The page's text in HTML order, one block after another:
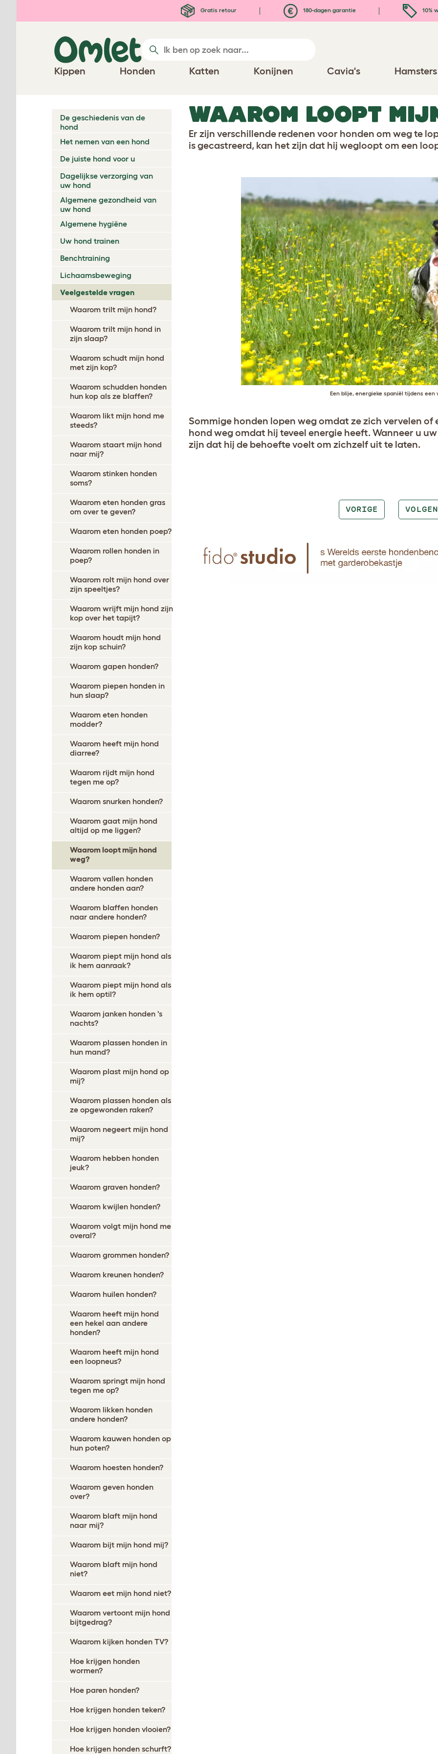
Gratis retour 180-dagen garantie 10%
Kippen Honden Katten Konijnen Cavia's Hamsters
De geschiedenis van de
hond
Het nemen van een hond
De juiste hond voor u
Dagelijkse verzorging van
uw hond
Algemene gezondheid van
uw hond
Algemene hygiëne
Uw hond trainen
Benchtraining
Lichaamsbeweging
Veelgestelde vragen
Waarom trilt mijn hond?
Waarom trilt mijn hond in
zijn slaap?
Waarom schudt mijn hond
met zijn kop?
Waarom schudden honden
hun kop als ze blaffen?
Waarom likt mijn hond me
steeds?
Waarom staart mijn hond
naar mij?
Waarom stinken honden
soms?
Waarom eten honden gras
om over te geven?
Waarom eten honden poep?
Waarom rollen honden in
poep?
Waarom rolt mijn hond over
zijn speeltjes?
Waarom wrijft mijn hond zijn
kop over het tapijt?
Waarom houdt mijn hond
zijn kop schuin?
Waarom gapen honden?
Waarom piepen honden in
hun slaap?
Waarom eten honden
modder?
Waarom heeft mijn hond
diarree?
Waarom rijdt mijn hond
tegen me op?
Waarom snurken honden?
Waarom gaat mijn hond
altijd op me liggen?
Waarom loopt mijn hond
weg?
Waarom vallen honden
andere honden aan?
Waarom blaffen honden
naar andere honden?
Waarom piepen honden?
Waarom piept mijn hond als
ik hem aanraak?
Waarom piept mijn hond als
ik hem optil?
Waarom janken honden 's
nachts?
Waarom plassen honden in
hun mand?
Waarom plast mijn hond op
mij?
Waarom plassen honden als
ze opgewonden raken?
Waarom negeert mijn hond
mij?
Waarom hebben honden
jeuk?
Waarom graven honden?
Waarom kwijlen honden?
Waarom volgt mijn hond me
overal?
Waarom grommen honden?
Waarom kreunen honden?
Waarom huilen honden?
Waarom heeft mijn hond
een hekel aan andere
honden?
Waarom heeft mijn hond
een loopneus?
Waarom springt mijn hond
tegen me op?
Waarom likken honden
andere honden?
Waarom kauwen honden op
hun poten?
Waarom hoesten honden?
Waarom geven honden
over?
Waarom blaft mijn hond
naar mij?
Waarom bijt mijn hond mij?
Waarom blaft mijn hond
niet?
Waarom eet mijn hond niet?
Waarom vertoont mijn hond
bijtgedrag?
Waarom kijken honden TV?
Hoe krijgen honden
wormen?
Hoe paren honden?
Hoe krijgen honden teken?
Hoe krijgen honden vlooien?
Hoe krijgen honden schurft?
WAAROM LOOPT
Er zijn verschillende redenen voor honden om weg te
is gecastreerd, kan het zijn dat hij wegloopt om een
Een blije, energieke spaniël tijdens een
Sommige honden lopen weg omdat ze zich vervelen
hond weg omdat hij teveel energie heeft. Wanneer u
zijn dat hij de behoefte voelt om zichzelf uit te laten.
VORIGE